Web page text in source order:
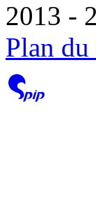
2013 -
Plan du